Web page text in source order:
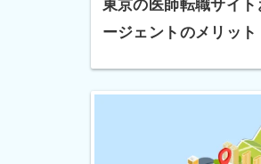
東京の医師転職サイ
ージェントのメリット